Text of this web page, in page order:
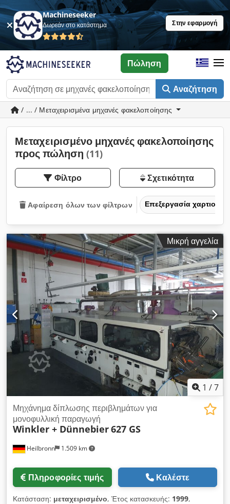
Machineseeker
Δωρεάν στο κατάστημα Στην εφαρμογή
Αναζήτηση
Πώληση
/ ... / Μεταχειρισμένα μηχανές φακελοποίησης
Μεταχειρισμένο μηχανές φακελοποίησης
προς πώληση (11)
Φίλτρο Σχετικότητα
Αφαίρεση όλων των φίλτρων Επεξεργασία χαρτιού
Μικρή αγγελία
1 /7
Heilbronn 1.509 km
Μηχάνημα δίπλωσης περιβλημάτων για
μονοφυλλική παραγωγή
Winkler + Dünnebier627 GS
Πληροφορίες τιμής Καλέστε
Κατάσταση: μεταχειρισμένο, Έτος κατασκευής: 1999,